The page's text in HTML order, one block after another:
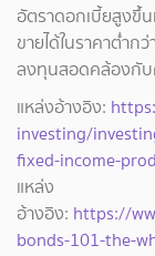
อัตราดอกเบี้ยสูงขึ้
ขายได้ในราคาต่ำก
ลงทุนสอดคล้องกับ
แหล่งอ้างอิง:
investing/
fixed-income-
แหล่ง
อ้างอิง: https://
bonds-101-the-